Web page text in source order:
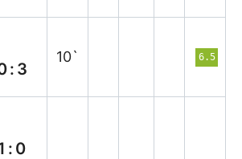
10` 6.5